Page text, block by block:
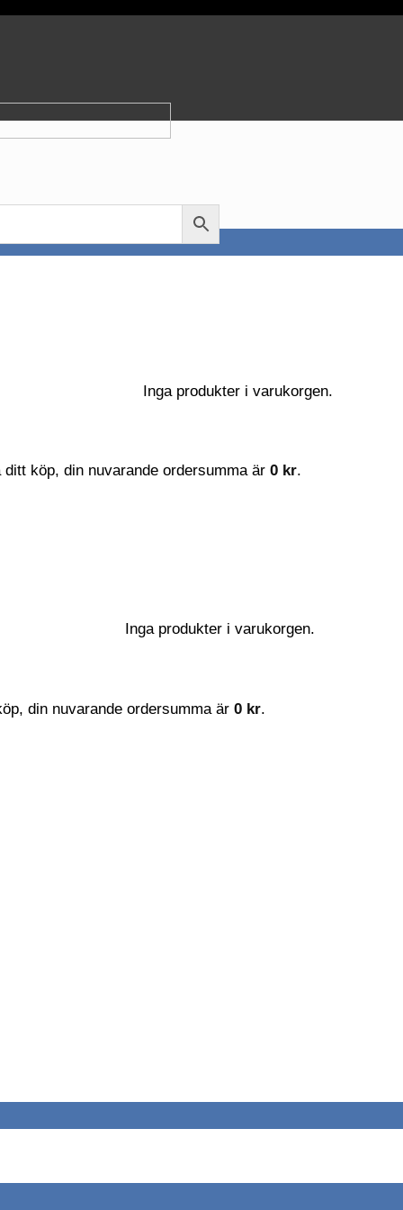
Inga produkter i varukorgen.
köp, din nuvarande ordersumma är 0 kr.
Inga produkter i varukorgen.
din nuvarande ordersumma är 0 kr.